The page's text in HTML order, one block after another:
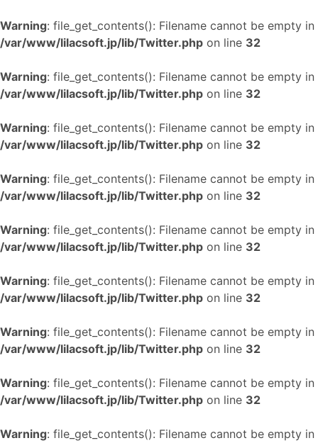
Warning: file_get_contents(): Filename cannot be empty in
/var/www/lilacsoft.jp/lib/Twitter.php on line 32
Warning: file_get_contents(): Filename cannot be empty in
/var/www/lilacsoft.jp/lib/Twitter.php on line 32
Warning: file_get_contents(): Filename cannot be empty in
/var/www/lilacsoft.jp/lib/Twitter.php on line 32
Warning: file_get_contents(): Filename cannot be empty in
/var/www/lilacsoft.jp/lib/Twitter.php on line 32
Warning: file_get_contents(): Filename cannot be empty in
/var/www/lilacsoft.jp/lib/Twitter.php on line 32
Warning: file_get_contents(): Filename cannot be empty in
/var/www/lilacsoft.jp/lib/Twitter.php on line 32
Warning: file_get_contents(): Filename cannot be empty in
/var/www/lilacsoft.jp/lib/Twitter.php on line 32
Warning: file_get_contents(): Filename cannot be empty in
/var/www/lilacsoft.jp/lib/Twitter.php on line 32
Warning: file_get_contents(): Filename cannot be empty in